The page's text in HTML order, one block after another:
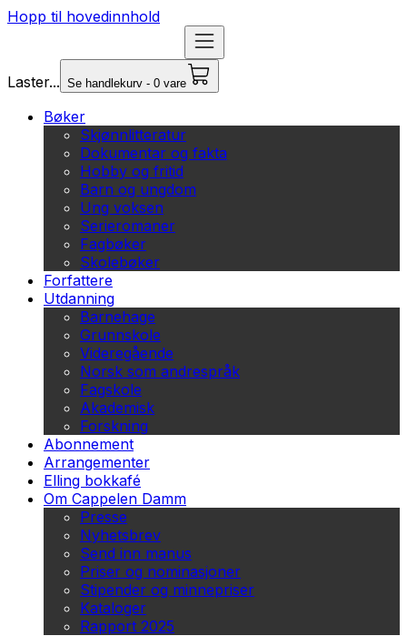
Hopp til hovedinnhold
Laster... Se handlekurv - 0 vare
Bøker
Skjønnlitteratur
Dokumentar og fakta
Hobby og fritid
Barn og ungdom
Ung voksen
Serieromaner
Fagbøker
Skolebøker
Forfattere
Utdanning
Barnehage
Grunnskole
Videregående
Norsk som andrespråk
Fagskole
Akademisk
Forskning
Abonnement
Arrangementer
Elling bokkafé
Om Cappelen Damm
Presse
Nyhetsbrev
Send inn manus
Priser og nominasjoner
Stipender og minnepriser
Kataloger
Rapport 2025